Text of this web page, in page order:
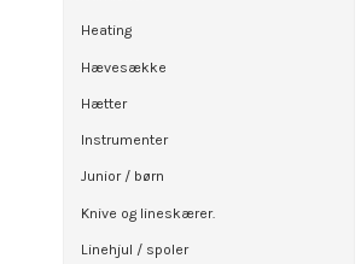
Heating
Hævesække
Hætter
Instrumenter
Junior / børn
Knive og lineskærer.
Linehjul / spoler